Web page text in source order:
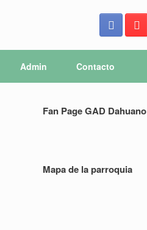
Admin Contacto
Fan Page GAD Dahuano
Mapa de la parroquia